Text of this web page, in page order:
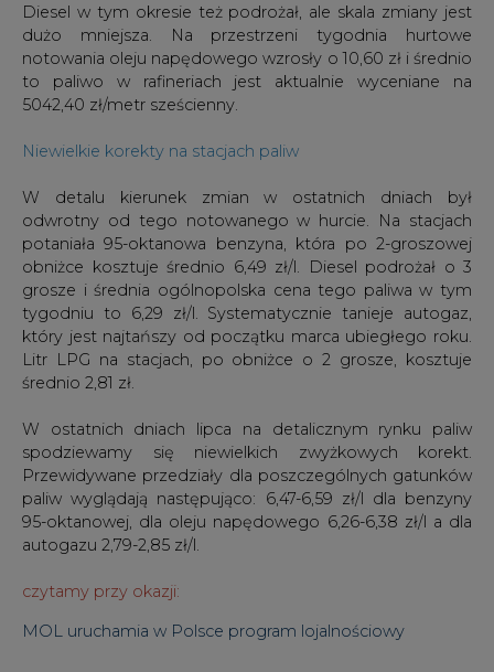
Diesel w tym okresie też podrożał, ale skala zmiany jest
dużo mniejsza. Na przestrzeni tygodnia hurtowe
notowania oleju napędowego wzrosły o 10,60 zł i średnio
to paliwo w rafineriach jest aktualnie wyceniane na
5042,40 zł/metr sześcienny.
Niewielkie korekty na stacjach paliw
W detalu kierunek zmian w ostatnich dniach był
odwrotny od tego notowanego w hurcie. Na stacjach
potaniała 95-oktanowa benzyna, która po 2-groszowej
obniżce kosztuje średnio 6,49 zł/l. Diesel podrożał o 3
grosze i średnia ogólnopolska cena tego paliwa w tym
tygodniu to 6,29 zł/l. Systematycznie tanieje autogaz,
który jest najtańszy od początku marca ubiegłego roku.
Litr LPG na stacjach, po obniżce o 2 grosze, kosztuje
średnio 2,81 zł.
W ostatnich dniach lipca na detalicznym rynku paliw
spodziewamy się niewielkich zwyżkowych korekt.
Przewidywane przedziały dla poszczególnych gatunków
paliw wyglądają następująco: 6,47-6,59 zł/l dla benzyny
95-oktanowej, dla oleju napędowego 6,26-6,38 zł/l a dla
autogazu 2,79-2,85 zł/l.
czytamy przy okazji:
MOL uruchamia w Polsce program lojalnościowy